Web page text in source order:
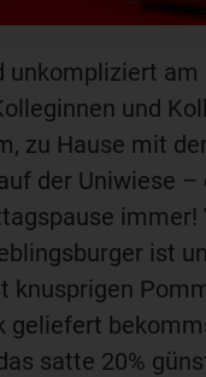
unkompliziert
und
zu Hause mit
der Uniwiese –
immer!
ist
knusprigen
geliefert
satte 20%